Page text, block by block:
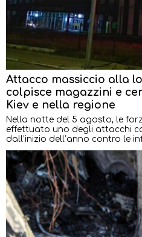
Attacco massiccio alla
colpisce magazzini e
Kiev e nella regione
Nella notte del 5 agosto, le
effettuato uno degli attacchi
dall’inizio dell’anno contro le